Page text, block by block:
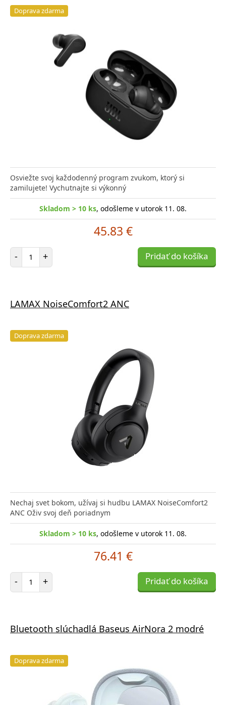
Doprava zdarma
Osviežte svoj každodenný program zvukom, ktorý si
zamilujete! Vychutnajte si výkonný
Skladom > 10 ks, odošleme v utorok 11. 08.
45.83 €
- Počet položiek
+ Pridať do košíka
LAMAX NoiseComfort2 ANC
Doprava zdarma
Nechaj svet bokom, užívaj si hudbu LAMAX NoiseComfort2
ANC Oživ svoj deň poriadnym
Skladom > 10 ks, odošleme v utorok 11. 08.
76.41 €
- Počet položiek
+ Pridať do košíka
Bluetooth slúchadlá Baseus AirNora 2 modré
Doprava zdarma